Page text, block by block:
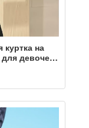
куртка на
девочек,
младших
куртка